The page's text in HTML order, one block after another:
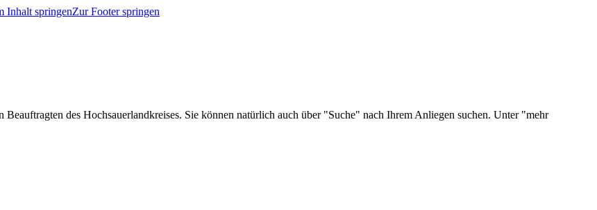
Inhalt springenZur Footer springen
des Hochsauerlandkreises. Sie können natürlich auch über "Suche" nach Ihrem Anliegen suchen. Unter "mehr